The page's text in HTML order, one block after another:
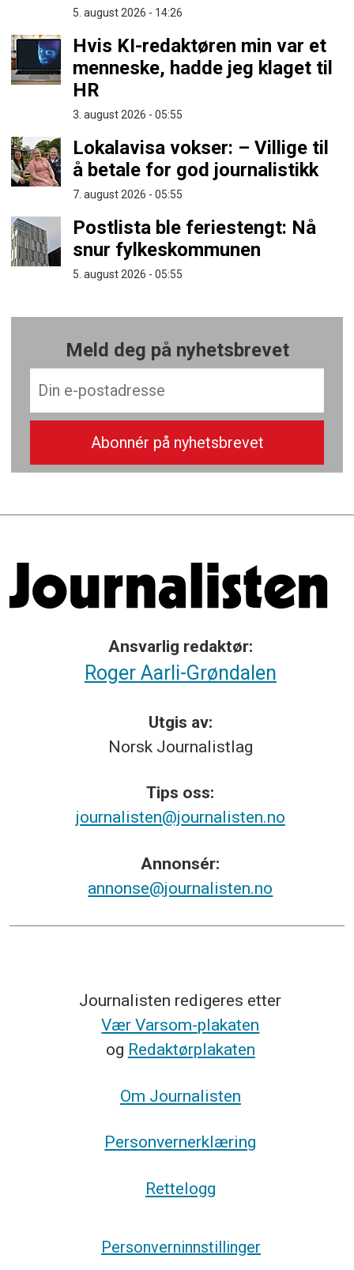
5. august 2026 - 14:26
Hvis KI-redaktøren min var et
menneske, hadde jeg klaget til
HR
3. august 2026 - 05:55
Lokalavisa vokser: – Villige til
å betale for god journalistikk
7. august 2026 - 05:55
Postlista ble feriestengt: Nå
snur fylkeskommunen
5. august 2026 - 05:55
Meld deg på nyhetsbrevet
Ansvarlig redaktør:
Roger Aarli-Grøndalen
Utgis av:
Norsk Journalistlag
Tips oss:
journalisten@journalisten.no
Annonsér:
annonse@journalisten.no
Journalisten redigeres etter
Vær Varsom-plakaten
og Redaktørplakaten
Om Journalisten
Personvernerklæring
Rettelogg
Personverninnstillinger